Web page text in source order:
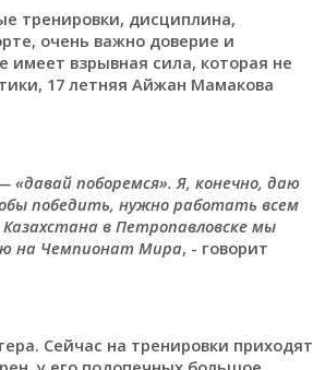
тренировки, дисциплина,
очень важно доверие и
взрывная сила, которая не
17 летняя Айжан Мамакова
поборемся». Я, конечно, даю
победить, нужно работать всем
в Петропавловске мы
на Чемпионат Мира, - говорит
Сейчас на тренировки приходят